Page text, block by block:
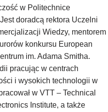
w Politechnice
doradcą rektora Uczelni
Wiedzy, mentorem
konkursu European
im. Adama Smitha.
pracując w centrach
i wysokich technologii w
w VTT – Technical
Institute, a także